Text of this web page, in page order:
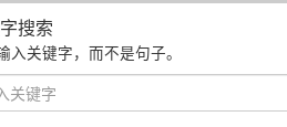
搜索
入关键字，而不是句子。